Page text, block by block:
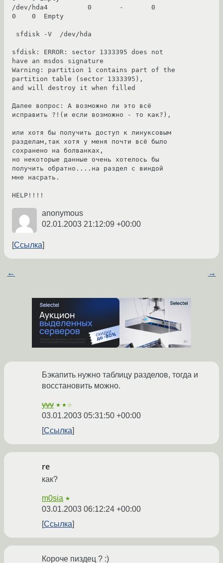
/dev/hda4          0       -       0
0    0  Empty
sfdisk: ERROR: sector 1333395 does not
have an msdos signature
Warning: partition 1 contains part of the
partition table (sector 1333395),
and will destroy it when filled
Далее вопрос: А возможно ли это всё
исправить ?!(и если возможно - то как?),
или хотя бы получить доступ к линуксовым
разделам,так хотя у меня почти всё было
сохранено на болванках,
но некоторые данные очень хотелось бы
получить обратно....на раздел с виндой
мне насрать.
anonymous
02.01.2003 21:12:09 +00:00
Ссылка
← →
Бэкапить нужно таблицу разделов, тогда и
восстановить можно.
yvv ★★☆
03.01.2003 05:31:50 +00:00
Ссылка
re
как?
m0sia ★
03.01.2003 06:12:24 +00:00
Ссылка
Короче пиздец ? :)